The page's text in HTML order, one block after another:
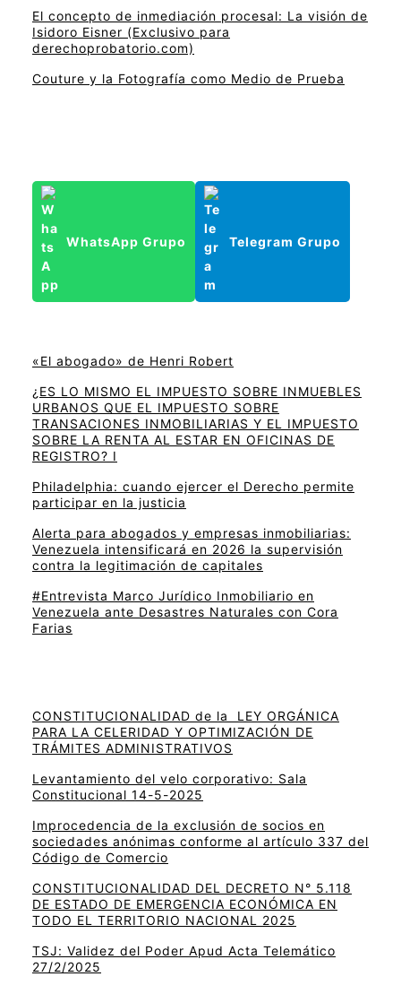
El concepto de inmediación procesal: La visión de
Isidoro Eisner (Exclusivo para
derechoprobatorio.com)
Couture y la Fotografía como Medio de Prueba
WhatsApp Grupo Telegram Grupo
«El abogado» de Henri Robert
¿ES LO MISMO EL IMPUESTO SOBRE INMUEBLES
URBANOS QUE EL IMPUESTO SOBRE
TRANSACIONES INMOBILIARIAS Y EL IMPUESTO
SOBRE LA RENTA AL ESTAR EN OFICINAS DE
REGISTRO? I
Philadelphia: cuando ejercer el Derecho permite
participar en la justicia
Alerta para abogados y empresas inmobiliarias:
Venezuela intensificará en 2026 la supervisión
contra la legitimación de capitales
#Entrevista Marco Jurídico Inmobiliario en
Venezuela ante Desastres Naturales con Cora
Farias
CONSTITUCIONALIDAD de la LEY ORGÁNICA
PARA LA CELERIDAD Y OPTIMIZACIÓN DE
TRÁMITES ADMINISTRATIVOS
Levantamiento del velo corporativo: Sala
Constitucional 14-5-2025
Improcedencia de la exclusión de socios en
sociedades anónimas conforme al artículo 337 del
Código de Comercio
CONSTITUCIONALIDAD DEL DECRETO N° 5.118
DE ESTADO DE EMERGENCIA ECONÓMICA EN
TODO EL TERRITORIO NACIONAL 2025
TSJ: Validez del Poder Apud Acta Telemático
27/2/2025